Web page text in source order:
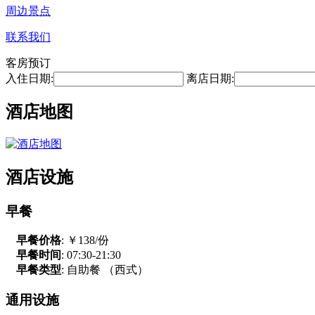
周边景点
联系我们
客房预订
入住日期:
离店日期:
酒店地图
酒店设施
早餐
早餐价格: ￥138/份
早餐时间: 07:30-21:30
早餐类型: 自助餐 （西式）
通用设施